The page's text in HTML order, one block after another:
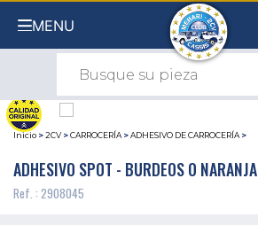
MENU
Inicio >2CV >CARROCERÍA >ADHESIVO DE CARROCERÍA >
ADHESIVO SPOT - BURDEOS O NARANJA
Ref. : 2908045